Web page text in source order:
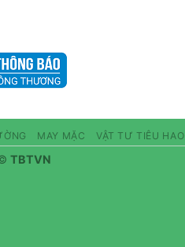
MAY MẶC VẬT TƯ TIÊU HAO
TBTVN